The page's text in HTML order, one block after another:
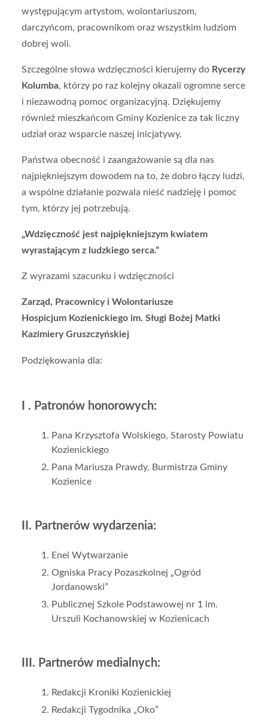
występującym artystom, wolontariuszom,
darczyńcom, pracownikom oraz wszystkim ludziom
dobrej woli.
Szczególne słowa wdzięczności kierujemy do Rycerzy
Kolumba, którzy po raz kolejny okazali ogromne serce
i niezawodną pomoc organizacyjną. Dziękujemy
również mieszkańcom Gminy Kozienice za tak liczny
udział oraz wsparcie naszej inicjatywy.
Państwa obecność i zaangażowanie są dla nas
najpiękniejszym dowodem na to, że dobro łączy ludzi,
a wspólne działanie pozwala nieść nadzieję i pomoc
tym, którzy jej potrzebują.
„Wdzięczność jest najpiękniejszym kwiatem
wyrastającym z ludzkiego serca.”
Z wyrazami szacunku i wdzięczności
Zarząd, Pracownicy i Wolontariusze
Hospicjum Kozienickiego im. Sługi Bożej Matki
Kazimiery Gruszczyńskiej
Podziękowania dla:
I . Patronów honorowych:
Pana Krzysztofa Wolskiego, Starosty Powiatu
Kozienickiego
Pana Mariusza Prawdy, Burmistrza Gminy
Kozienice
II. Partnerów wydarzenia:
Enei Wytwarzanie
Ogniska Pracy Pozaszkolnej „Ogród
Jordanowski”
Publicznej Szkole Podstawowej nr 1 im.
Urszuli Kochanowskiej w Kozienicach
III. Partnerów medialnych:
Redakcji Kroniki Kozienickiej
Redakcji Tygodnika „Oko”